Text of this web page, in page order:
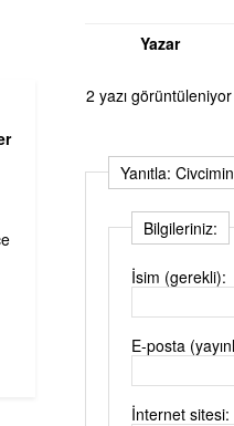
Yazar
2 yazı
Yanıtla: Civcimin
Bilgileriniz:
İsim (gerekli):
E-posta
İnternet sitesi: